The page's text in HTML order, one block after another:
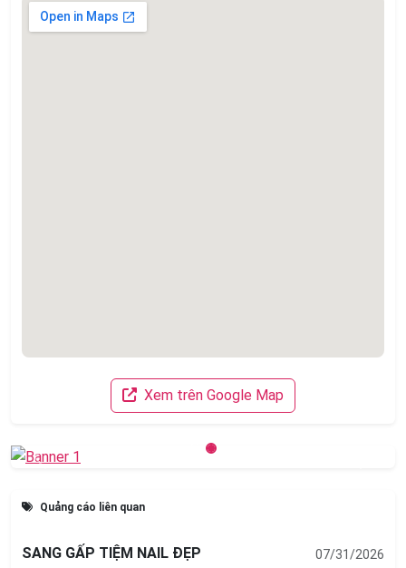
Xem trên Google Map
Previous
Quảng cáo liên quan
SANG GẤP TIỆM NAIL ĐẸP 07/31/2026